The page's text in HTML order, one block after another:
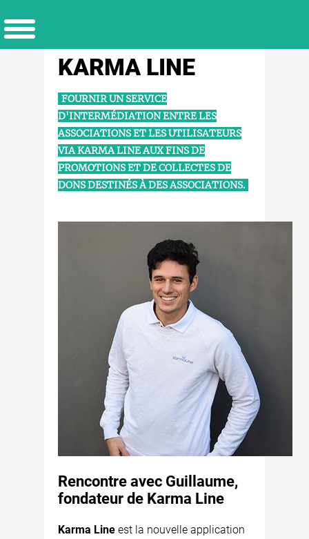
KARMA LINE
FOURNIR UN SERVICE
D'INTERMÉDIATION ENTRE LES
ASSOCIATIONS ET LES UTILISATEURS
VIA KARMA LINE AUX FINS DE
PROMOTIONS ET DE COLLECTES DE
DONS DESTINÉS À DES ASSOCIATIONS.
Rencontre avec Guillaume,
fondateur de Karma Line
Karma Line est la nouvelle application